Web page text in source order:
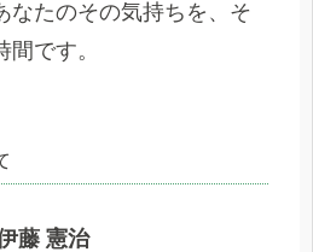
なたのその気持ちを、そ
です。
藤 憲治